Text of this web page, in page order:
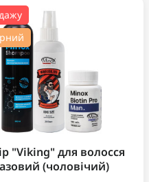
"Viking" для волосся
(чоловічий)